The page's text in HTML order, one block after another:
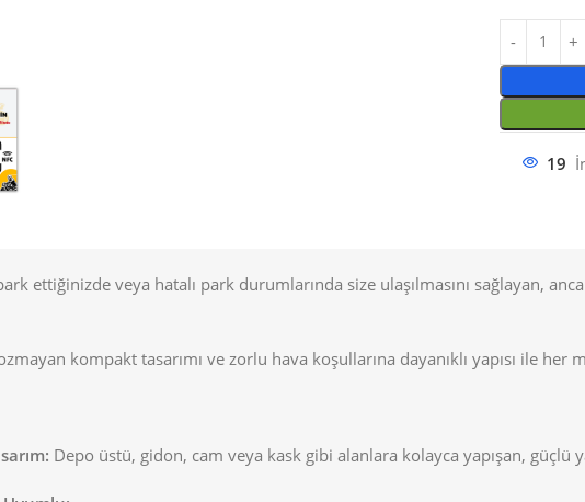
19
ettiğinizde veya hatalı park durumlarında size ulaşılmasını sağlayan,
kompakt tasarımı ve zorlu hava koşullarına dayanıklı yapısı ile her
Depo üstü, gidon, cam veya kask gibi alanlara kolayca yapışan, güçlü